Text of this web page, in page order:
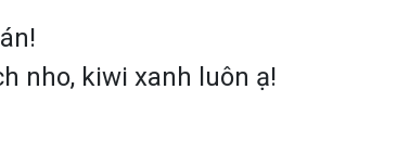
nho, kiwi xanh luôn ạ!